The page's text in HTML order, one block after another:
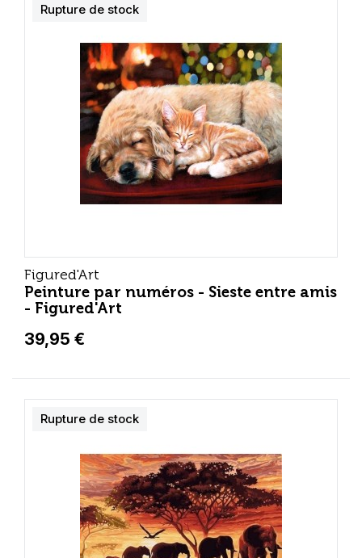
Figured'Art
Peinture par numéros - Sieste entre amis
- Figured'Art
39,95 €
Rupture de stock
Rupture de stock